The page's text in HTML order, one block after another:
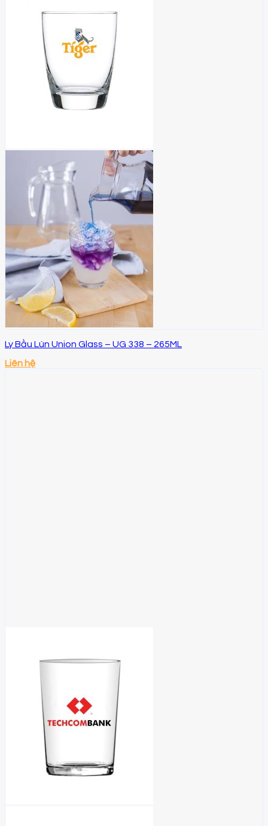
Ly Bầu Lùn Union Glass – UG 338 – 265ML
Liên hệ